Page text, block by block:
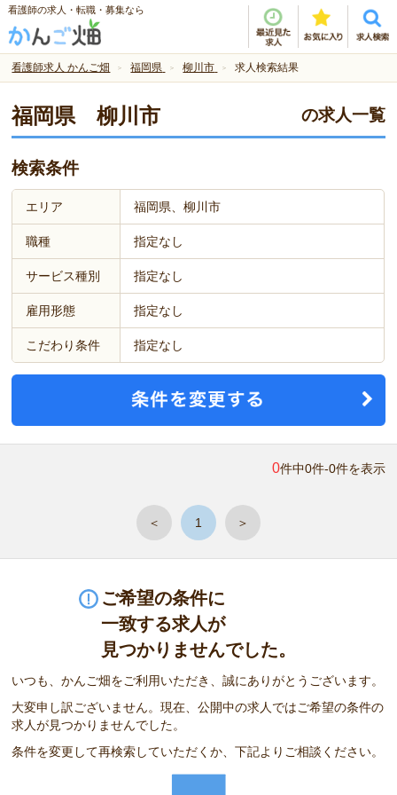
看護師の求人・転職・募集なら
看護師求人 かんご畑 福岡県 柳川市 求人検索結果
福岡県 柳川市 の求人一覧
検索条件
エリア 福岡県、柳川市
職種 指定なし
サービス種別 指定なし
雇用形態 指定なし
こだわり条件 指定なし
0件中0件-0件を表示
＜ 1 ＞
ご希望の条件に
一致する求人が
見つかりませんでした。
いつも、かんご畑をご利用いただき、誠にありがとうございます。
大変申し訳ございません。現在、公開中の求人ではご希望の条件の
求人が見つかりませんでした。
条件を変更して再検索していただくか、下記よりご相談ください。